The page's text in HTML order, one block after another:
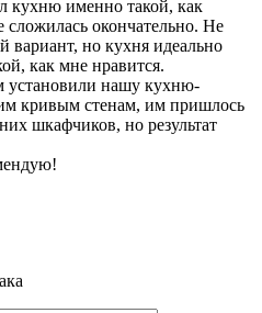
кухню именно такой, как
сложилась окончательно. Не
вариант, но кухня идеально
как мне нравится.
установили нашу кухню-
кривым стенам, им пришлось
шкафчиков, но результат